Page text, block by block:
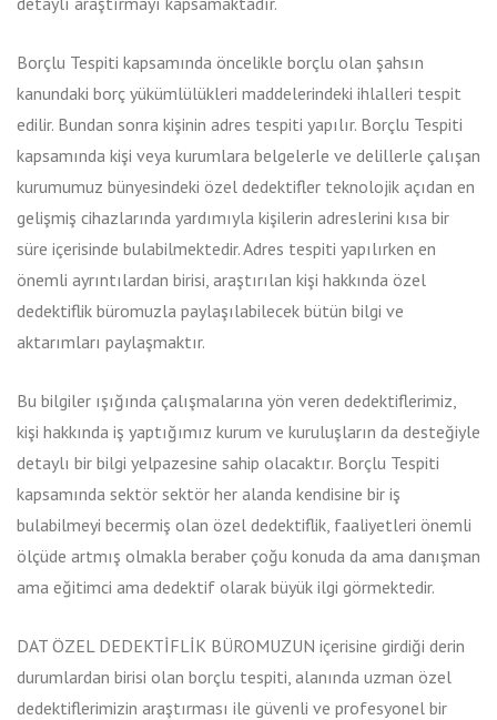
Borçlu Tespiti kapsamında öncelikle borçlu olan şahsın
kanundaki borç yükümlülükleri maddelerindeki ihlalleri tespit
edilir. Bundan sonra kişinin adres tespiti yapılır. Borçlu Tespiti
kapsamında kişi veya kurumlara belgelerle ve delillerle çalışan
kurumumuz bünyesindeki özel dedektifler teknolojik açıdan en
gelişmiş cihazlarında yardımıyla kişilerin adreslerini kısa bir
süre içerisinde bulabilmektedir. Adres tespiti yapılırken en
önemli ayrıntılardan birisi, araştırılan kişi hakkında özel
dedektiflik büromuzla paylaşılabilecek bütün bilgi ve
aktarımları paylaşmaktır.
Bu bilgiler ışığında çalışmalarına yön veren dedektiflerimiz,
kişi hakkında iş yaptığımız kurum ve kuruluşların da desteğiyle
detaylı bir bilgi yelpazesine sahip olacaktır. Borçlu Tespiti
kapsamında sektör sektör her alanda kendisine bir iş
bulabilmeyi becermiş olan özel dedektiflik, faaliyetleri önemli
ölçüde artmış olmakla beraber çoğu konuda da ama danışman
ama eğitimci ama dedektif olarak büyük ilgi görmektedir.
DAT ÖZEL DEDEKTİFLİK BÜROMUZUN içerisine girdiği derin
durumlardan birisi olan borçlu tespiti, alanında uzman özel
dedektiflerimizin araştırması ile güvenli ve profesyonel bir